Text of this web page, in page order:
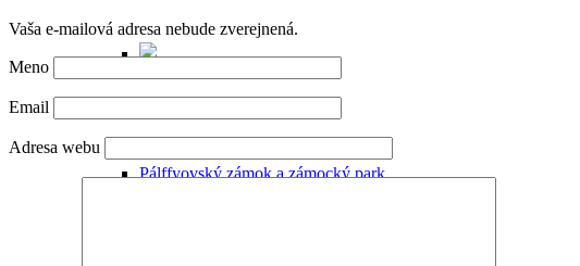
Pálffyovský zámok a zámocký park
Vaša e-mailová adresa nebude zverejnená.
Meno
Email
Adresa webu